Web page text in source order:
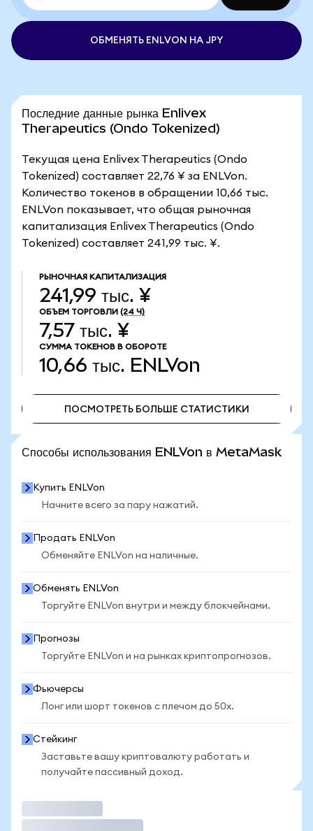
ОБМЕНЯТЬ ENLVON НА JPY
Последние данные рынка Enlivex
Therapeutics (Ondo Tokenized)
Текущая цена Enlivex Therapeutics (Ondo
Tokenized) составляет 22,76 ¥ за ENLVon.
Количество токенов в обращении 10,66 тыс.
ENLVon показывает, что общая рыночная
капитализация Enlivex Therapeutics (Ondo
Tokenized) составляет 241,99 тыс. ¥.
РЫНОЧНАЯ КАПИТАЛИЗАЦИЯ
241,99 тыс. ¥
ОБЪЕМ ТОРГОВЛИ (24 Ч)
7,57 тыс. ¥
СУММА ТОКЕНОВ В ОБОРОТЕ
10,66 тыс. ENLVon
ПОСМОТРЕТЬ БОЛЬШЕ СТАТИСТИКИ
Способы использования ENLVon в MetaMask
Купить ENLVon
Начните всего за пару нажатий.
Продать ENLVon
Обменяйте ENLVon на наличные.
Обменять ENLVon
Торгуйте ENLVon внутри и между блокчейнами.
Прогнозы
Торгуйте ENLVon и на рынках криптопрогнозов.
Фьючерсы
Лонг или шорт токенов с плечом до 50x.
Стейкинг
Заставьте вашу криптовалюту работать и
получайте пассивный доход.